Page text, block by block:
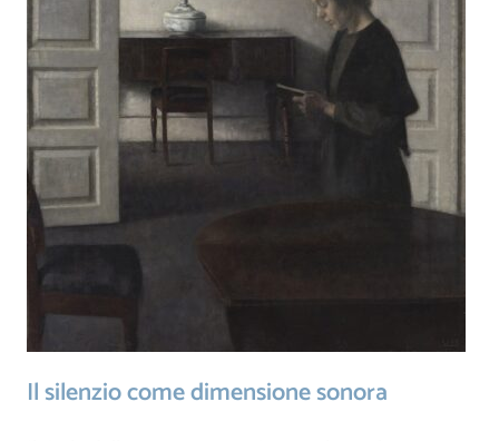
Il silenzio come dimensione sonora